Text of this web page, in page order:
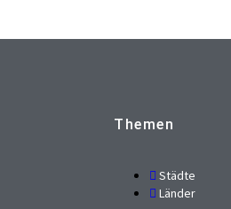
Themen
Städte
Länder